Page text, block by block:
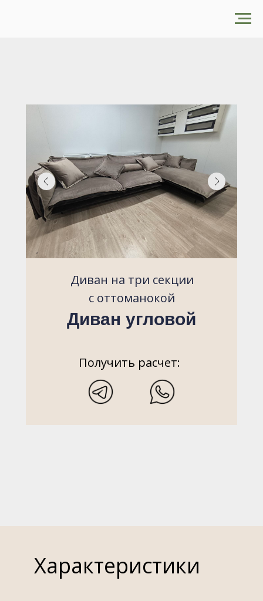
Диван угловой
Диван на три секции
с оттоманокой
Получить расчет:
Характеристики